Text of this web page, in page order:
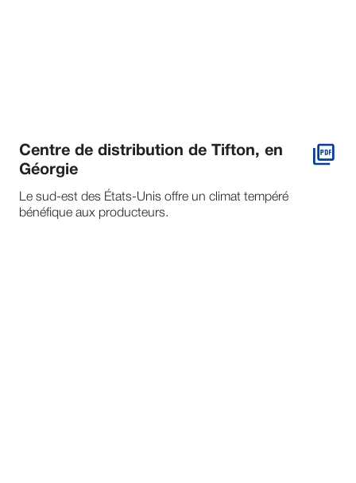
Centre de distribution de Tifton, en
Géorgie
Le sud-est des États-Unis offre un climat tempéré
bénéfique aux producteurs.